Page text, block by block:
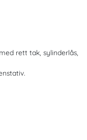
rett tak, sylinderlås,